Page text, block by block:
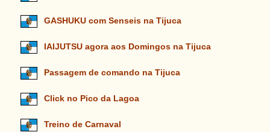
GASHUKU com Senseis na Tijuca
IAIJUTSU agora aos Domingos na Tijuca
Passagem de comando na Tijuca
Click no Pico da Lagoa
Treino de Carnaval